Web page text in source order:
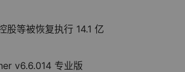
股等被恢复执行 14.1 亿
v6.6.014 专业版